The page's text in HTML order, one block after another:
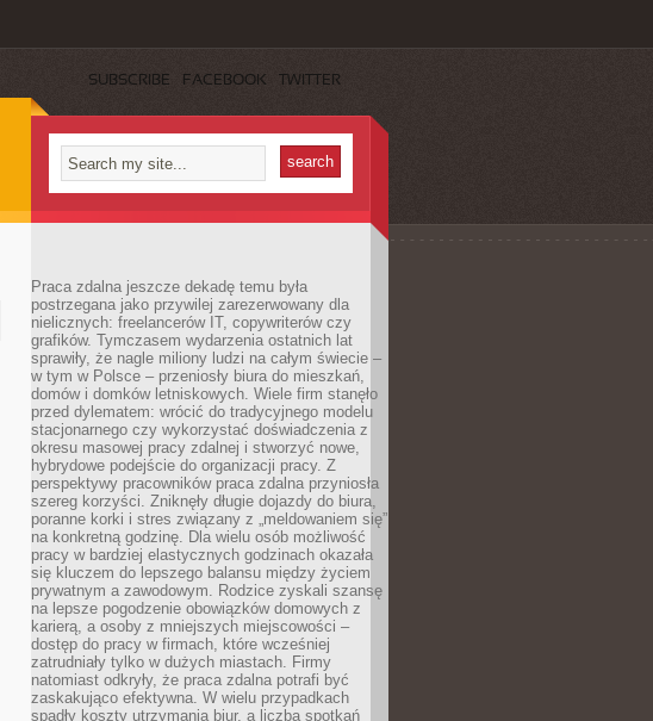
SUBSCRIBE FACEBOOK TWITTER
Praca zdalna jeszcze dekadę temu była
postrzegana jako przywilej zarezerwowany dla
nielicznych: freelancerów IT, copywriterów czy
grafików. Tymczasem wydarzenia ostatnich lat
sprawiły, że nagle miliony ludzi na całym świecie –
w tym w Polsce – przeniosły biura do mieszkań,
domów i domków letniskowych. Wiele firm stanęło
przed dylematem: wrócić do tradycyjnego modelu
stacjonarnego czy wykorzystać doświadczenia z
okresu masowej pracy zdalnej i stworzyć nowe,
hybrydowe podejście do organizacji pracy. Z
perspektywy pracowników praca zdalna przyniosła
szereg korzyści. Zniknęły długie dojazdy do biura,
poranne korki i stres związany z „meldowaniem się”
na konkretną godzinę. Dla wielu osób możliwość
pracy w bardziej elastycznych godzinach okazała
się kluczem do lepszego balansu między życiem
prywatnym a zawodowym. Rodzice zyskali szansę
na lepsze pogodzenie obowiązków domowych z
karierą, a osoby z mniejszych miejscowości –
dostęp do pracy w firmach, które wcześniej
zatrudniały tylko w dużych miastach. Firmy
natomiast odkryły, że praca zdalna potrafi być
zaskakująco efektywna. W wielu przypadkach
spadły koszty utrzymania biur, a liczba spotkań